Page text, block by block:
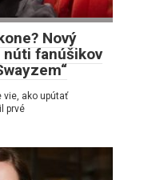
Nový
fanúšikov
vie, ako upútať
prvé